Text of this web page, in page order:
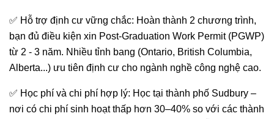
✅ Hỗ trợ định cư vững chắc: Hoàn thành 2 chương trình,
bạn đủ điều kiện xin Post-Graduation Work Permit (PGWP)
từ 2 - 3 năm. Nhiều tỉnh bang (Ontario, British Columbia,
Alberta...) ưu tiên định cư cho ngành nghề công nghệ cao.
✅ Học phí và chi phí hợp lý: Học tại thành phố Sudbury –
nơi có chi phí sinh hoạt thấp hơn 30–40% so với các thành